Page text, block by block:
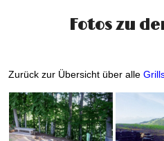
Fotos zu
Zurück zur Übersicht über alle